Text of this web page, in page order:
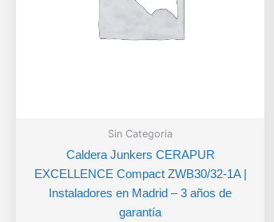
Sin Categoria
Caldera Junkers CERAPUR
EXCELLENCE Compact ZWB30/32-1A |
Instaladores en Madrid – 3 años de
garantía